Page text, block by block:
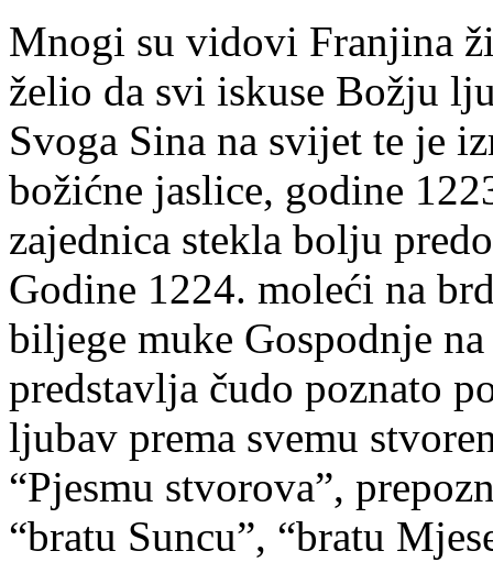
Mnogi su vidovi Franjina
želio da svi iskuse Božju
Svoga Sina na svijet te je
božićne jaslice, godine
zajednica stekla bolju
Godine 1224. moleći na
biljege muke Gospodnje
predstavlja čudo poznato
ljubav prema svemu
“Pjesmu stvorova”,
“bratu Suncu”, “bratu